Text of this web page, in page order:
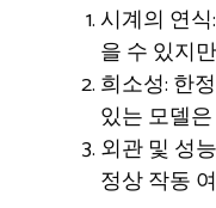
시계의 연
을 수 있지
희소성: 한
있는 모델
외관 및 성
정상 작동